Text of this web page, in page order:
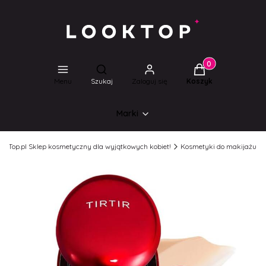
Menu
Otwórz wyszukiwarkę
Szukaj Zaloguj się
Produkty w
Koszyk
Marki
Sklep kosmetyczny dla wyjątkowych kobiet! Kosmetyki do makijażu